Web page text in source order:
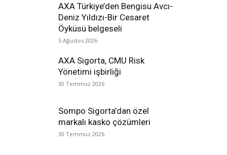
AXA Türkiye’den Bengisu Avcı-
Deniz Yıldızı-Bir Cesaret
Öyküsü belgeseli
5 Ağustos 2026
AXA Sigorta, CMU Risk
Yönetimi işbirliği
30 Temmuz 2026
Sompo Sigorta’dan özel
markalı kasko çözümleri
30 Temmuz 2026